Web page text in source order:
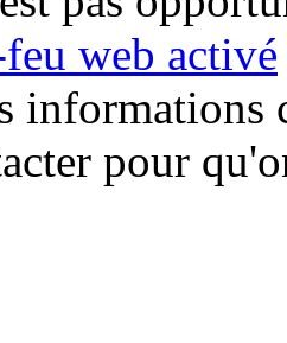
feu web activé
informations
pour